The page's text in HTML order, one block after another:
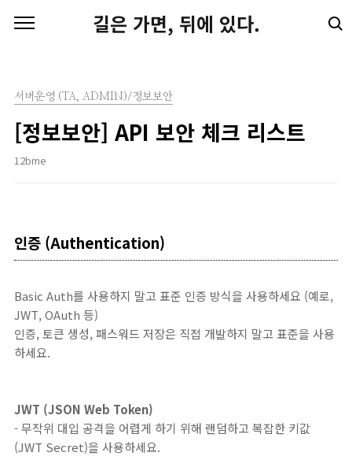
길은 가면, 뒤에 있다.
서버운영 (TA, ADMIN)/정보보안
[정보보안] API 보안 체크 리스트
12bme
인증 (Authentication)
Basic Auth를 사용하지 말고 표준 인증 방식을 사용하세요 (예로,
JWT, OAuth 등)
인증, 토큰 생성, 패스워드 저장은 직접 개발하지 말고 표준을 사용
하세요.
JWT (JSON Web Token)
- 무작위 대입 공격을 어렵게 하기 위해 랜덤하고 복잡한 키값
(JWT Secret)을 사용하세요.